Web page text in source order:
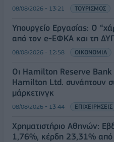
08/08/2026 - 13:21 ΤΟΥΡΙΣΜΟΣ
Υπουργείο Εργασίας: Ο
από τον e-ΕΦΚΑ και τη
08/08/2026 - 12:58 ΟΙΚΟΝΟΜΙΑ
Οι Hamilton Reserve Bank
Hamilton Ltd. συνάπτουν
μάρκετινγκ
08/08/2026 - 13:44 ΕΠΙΧΕΙΡΗΣΕΙΣ
Χρηματιστήριο Αθηνών:
1,76%, κέρδη 23,31% από